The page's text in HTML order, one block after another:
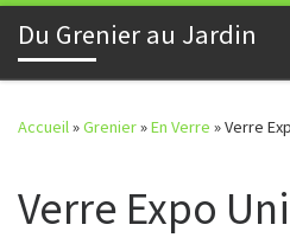
Skip to content
Du Grenier au Jardin
Accueil»Grenier»En Verre »Verre
Verre Expo